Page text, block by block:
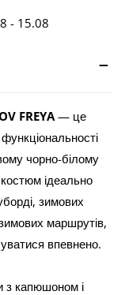
- 15.08
FREYA— це
чорно-білому
ідеально
зимових
маршрутів,
впевнено.
з капюшоном і